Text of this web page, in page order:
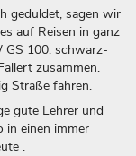
geduldet, sagen wir
auf Reisen in ganz
GS 100: schwarz-
zusammen.
Straße fahren.
gute Lehrer und
in einen immer
.